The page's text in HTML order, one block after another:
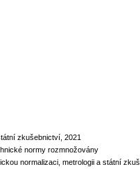
zkušebnictví, 2021
normy rozmnožovány
normalizaci, metrologii a státní